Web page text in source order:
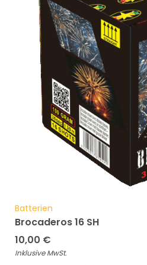
Batterien
Brocaderos 16 SH
10,00 €
Inklusive MwSt.